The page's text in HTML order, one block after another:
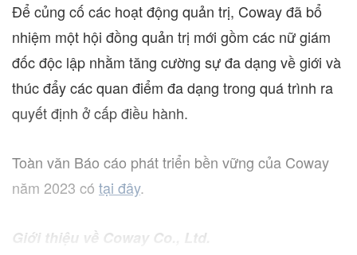
Để củng cố các hoạt động quản trị, Coway đã bổ
nhiệm một hội đồng quản trị mới gồm các nữ giám
đốc độc lập nhằm tăng cường sự đa dạng về giới và
thúc đẩy các quan điểm đa dạng trong quá trình ra
quyết định ở cấp điều hành.
Toàn văn Báo cáo phát triển bền vững của Coway
năm 2023 có tại đây.
Giới thiệu về Coway Co., Ltd.